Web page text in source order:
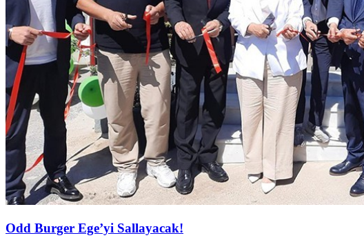
Odd Burger Ege’yi Sallayacak!